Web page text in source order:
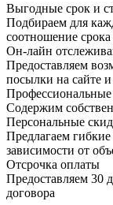
Выгодные срок и
Подбираем для
соотношение
Он-лайн
Предоставляем
посылки на сайте
Содержим
Персональные
Предлагаем
зависимости от
Отсрочка оплаты
Предоставляем 30
договора